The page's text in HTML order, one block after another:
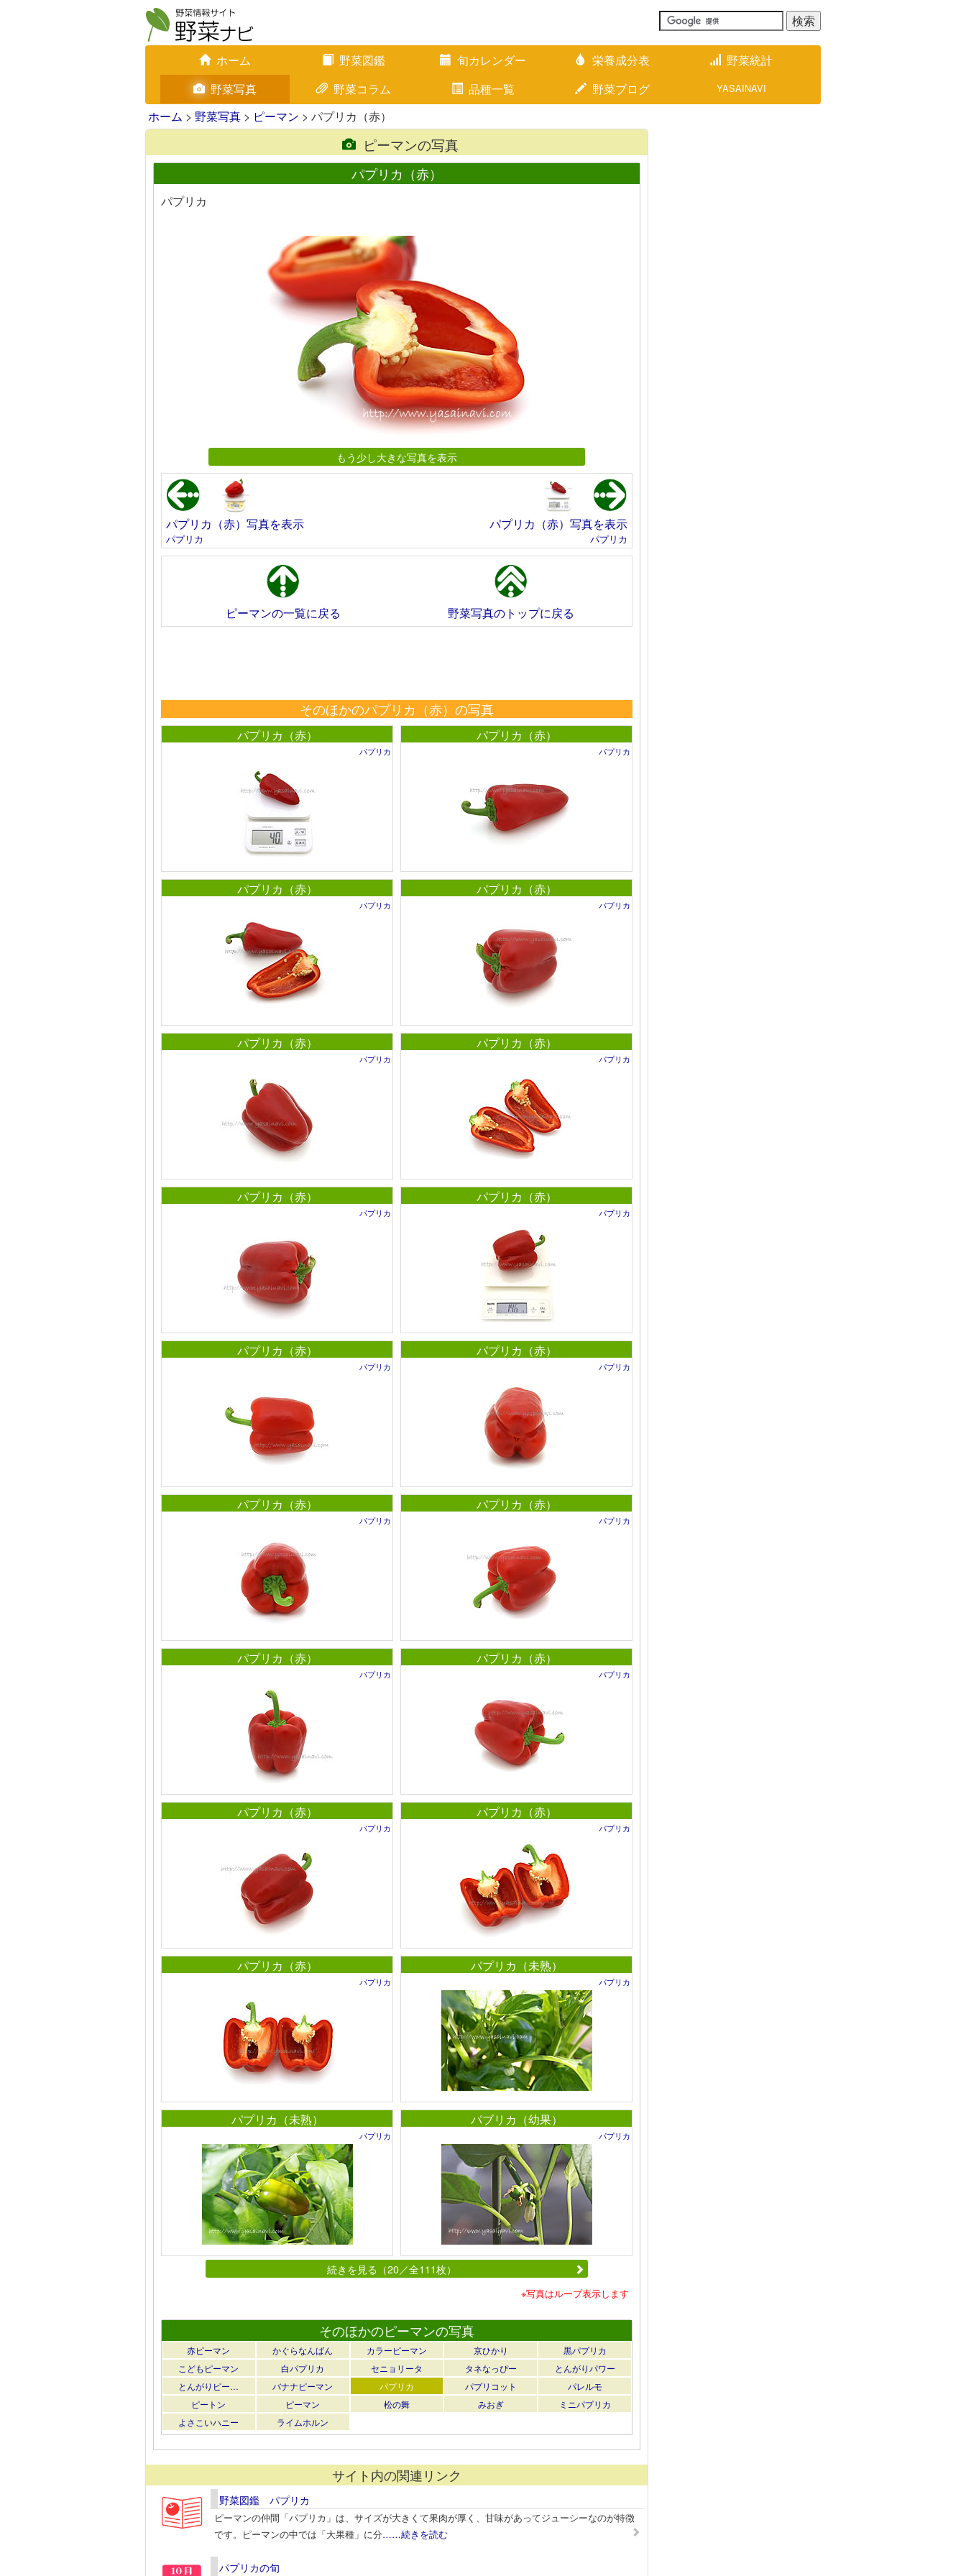
ホーム 野菜図鑑 旬カレンダー 栄養成分表
野菜統計
野菜写真
野菜コラム 品種一覧 野菜ブログ YASAINAVI
ホーム > 野菜写真 > ピーマン > パプリカ（赤）
ピーマンの写真
パプリカ（赤）
パプリカ
もう少し大きな写真を表示
パプリカ（赤）写真を表示
パプリカ
パプリカ（赤）写真を表示
パプリカ
ピーマンの一覧に戻る 野菜写真のトップに戻る
そのほかのパプリカ（赤）の写真
パプリカ（赤）
パプリカ
パプリカ（赤）
パプリカ
パプリカ（赤）
パプリカ
パプリカ（赤）
パプリカ
パプリカ（赤）
パプリカ
パプリカ（赤）
パプリカ
パプリカ（赤）
パプリカ
パプリカ（赤）
パプリカ
パプリカ（赤）
パプリカ
パプリカ（赤）
パプリカ
パプリカ（赤）
パプリカ
パプリカ（赤）
パプリカ
パプリカ（赤）
パプリカ
パプリカ（赤）
パプリカ
パプリカ（赤）
パプリカ
パプリカ（赤）
パプリカ
パプリカ（赤）
パプリカ
パプリカ（未熟）
パプリカ
パプリカ（未熟）
パプリカ
パブリカ（幼果）
パプリカ
続きを見る（20／全111枚）
※写真はループ表示します
そのほかのピーマンの写真
赤ピーマン かぐらなんばん カラーピーマン 京ひかり
黒パプリカ
こどもピーマン
白パプリカ セニョリータ タネなっぴー
とんがりパワー
とんがりピー…
バナナピーマン パプリカ パプリコット
パレルモ
ピートン
ピーマン 松の舞 みおぎ
ミニパプリカ
よさこいハニー
ライムホルン
サイト内の関連リンク
野菜図鑑 パプリカ
ピーマンの仲間「パプリカ」は、サイズが大きくて果肉が厚く、甘味があってジューシーなのが特徴
です。ピーマンの中では「大果種」に分……続きを読む
パプリカの旬